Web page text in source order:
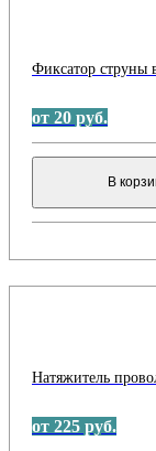
Фиксатор струны
от 20 руб.
В
Натяжитель
от 225 руб.